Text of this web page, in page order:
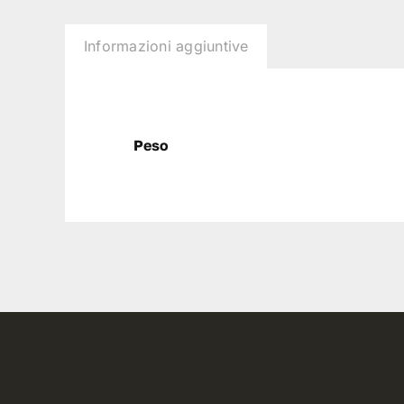
Informazioni aggiuntive
Peso